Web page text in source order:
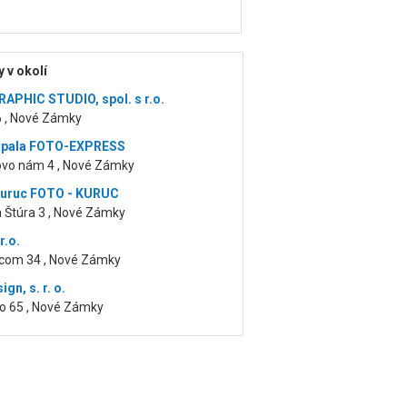
v okolí
STUDIO, spol. s r.o.
, Nové Zámky
FOTO-EXPRESS
nám 4 , Nové Zámky
FOTO - KURUC
Štúra 3 , Nové Zámky
34 , Nové Zámky
s. r. o.
65 , Nové Zámky